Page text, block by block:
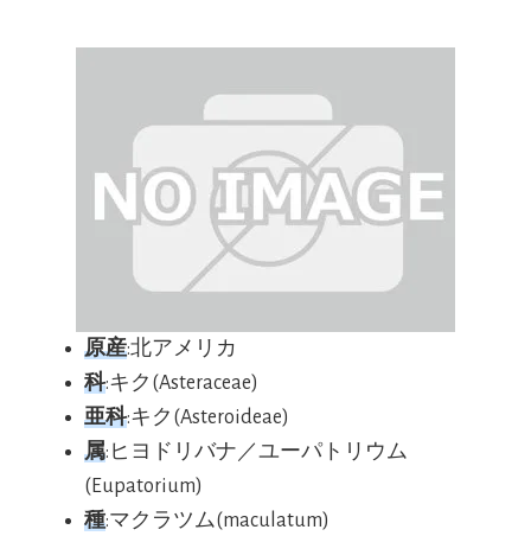
原産:北アメリカ
科:キク(Asteraceae)
亜科:キク(Asteroideae)
属:ヒヨドリバナ／ユーパトリウム
(Eupatorium)
種:マクラツム(maculatum)